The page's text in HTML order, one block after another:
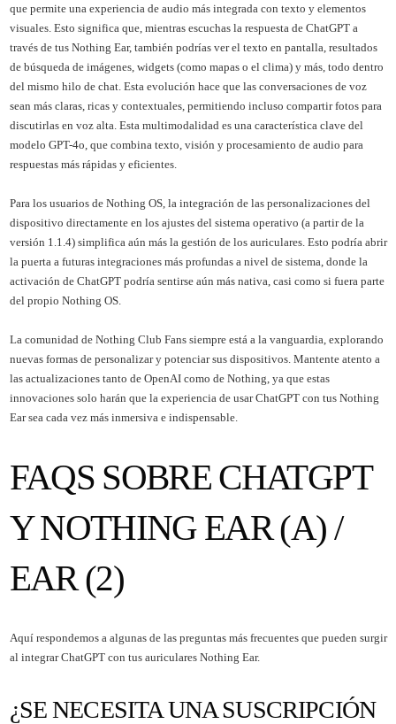
que permite una experiencia de audio más integrada con texto y elementos
visuales. Esto significa que, mientras escuchas la respuesta de ChatGPT a
través de tus Nothing Ear, también podrías ver el texto en pantalla, resultados
de búsqueda de imágenes, widgets (como mapas o el clima) y más, todo dentro
del mismo hilo de chat. Esta evolución hace que las conversaciones de voz
sean más claras, ricas y contextuales, permitiendo incluso compartir fotos para
discutirlas en voz alta. Esta multimodalidad es una característica clave del
modelo GPT-4o, que combina texto, visión y procesamiento de audio para
respuestas más rápidas y eficientes.
Para los usuarios de Nothing OS, la integración de las personalizaciones del
dispositivo directamente en los ajustes del sistema operativo (a partir de la
versión 1.1.4) simplifica aún más la gestión de los auriculares. Esto podría abrir
la puerta a futuras integraciones más profundas a nivel de sistema, donde la
activación de ChatGPT podría sentirse aún más nativa, casi como si fuera parte
del propio Nothing OS.
La comunidad de Nothing Club Fans siempre está a la vanguardia, explorando
nuevas formas de personalizar y potenciar sus dispositivos. Mantente atento a
las actualizaciones tanto de OpenAI como de Nothing, ya que estas
innovaciones solo harán que la experiencia de usar ChatGPT con tus Nothing
Ear sea cada vez más inmersiva e indispensable.
FAQS SOBRE CHATGPT
Y NOTHING EAR (A) /
EAR (2)
Aquí respondemos a algunas de las preguntas más frecuentes que pueden surgir
al integrar ChatGPT con tus auriculares Nothing Ear.
¿SE NECESITA UNA SUSCRIPCIÓN